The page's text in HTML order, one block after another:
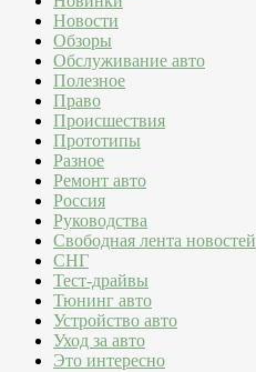
Новости
Обзоры
Обслуживание авто
Полезное
Право
Происшествия
Прототипы
Разное
Ремонт авто
Россия
Руководства
Свободная лента новостей
СНГ
Тест-драйвы
Тюнинг авто
Устройство авто
Уход за авто
Это интересно